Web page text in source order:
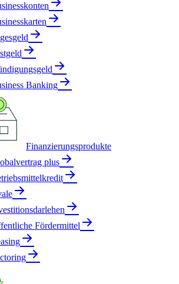
Banking
Finanzierungsprodukte
plus
Fördermittel